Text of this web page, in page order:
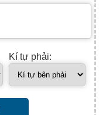
Kí tự phải: